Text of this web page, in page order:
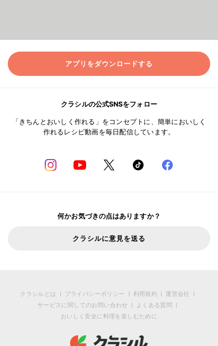
アプリをダウンロードする
クラシルの公式SNSをフォロー
「きちんとおいしく作れる」をコンセプトに、簡単においしく
作れるレシピ動画を毎日配信しています。
何かお気づきの点はありますか？
クラシルに意見を送る
クラシルとは プライバシーポリシー 利用規約
運営会社
サービスに関してのお問い合わせ
よくある質問
おいしく安全に料理を楽しむために